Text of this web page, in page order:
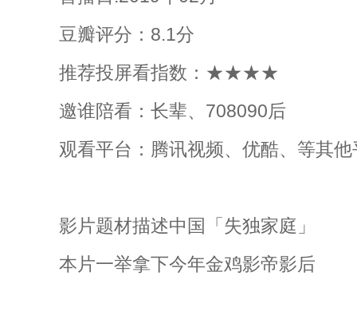
豆瓣评分：8.1分
推荐投屏看指数：★★★★
邀谁陪看：长辈、708090后
观看平台：腾讯视频、优酷、等其他
影片题材描述中国「失独家庭」
本片一举拿下今年金鸡影帝影后